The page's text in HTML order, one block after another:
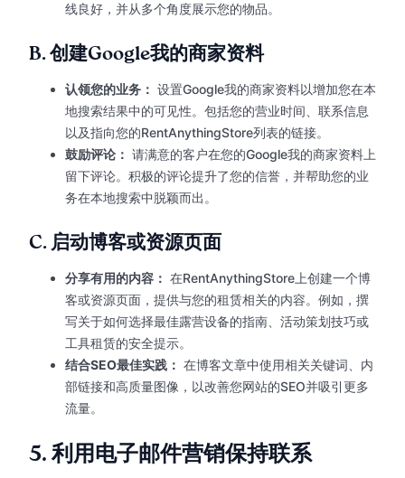
线良好，并从多个角度展示您的物品。
B.创建Google我的商家资料
认领您的业务： 设置Google我的商家资料以增加您在本
地搜索结果中的可见性。包括您的营业时间、联系信息
以及指向您的RentAnythingStore列表的链接。
鼓励评论： 请满意的客户在您的Google我的商家资料上
留下评论。积极的评论提升了您的信誉，并帮助您的业
务在本地搜索中脱颖而出。
C. 启动博客或资源页面
分享有用的内容： 在RentAnythingStore上创建一个博
客或资源页面，提供与您的租赁相关的内容。例如，撰
写关于如何选择最佳露营设备的指南、活动策划技巧或
工具租赁的安全提示。
结合SEO最佳实践： 在博客文章中使用相关关键词、内
部链接和高质量图像，以改善您网站的SEO并吸引更多
流量。
5.利用电子邮件营销保持联系